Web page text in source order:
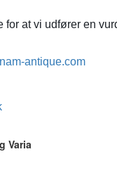
at vi udfører en
antique.com
Varia